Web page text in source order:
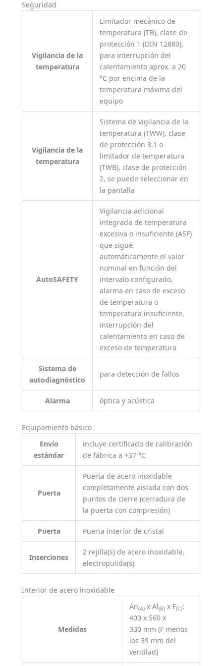
Seguridad
Vigilancia de la
temperatura
Limitador mecánico de
temperatura (TB), clase de
protección 1 (DIN 12880),
para interrupción del
calentamiento aprox. a 20
°C por encima de la
temperatura máxima del
equipo
Vigilancia de la
temperatura
Sistema de vigilancia de la
temperatura (TWW), clase
de protección 3.1 o
limitador de temperatura
(TWB), clase de protección
2, se puede seleccionar en
la pantalla
AutoSAFETY
Vigilancia adicional
integrada de temperatura
excesiva o insuficiente (ASF)
que sigue
automáticamente el valor
nominal en función del
intervalo configurado,
alarma en caso de exceso
de temperatura o
temperatura insuficiente,
interrupción del
calentamiento en caso de
exceso de temperatura
Sistema de
autodiagnóstico
para detección de fallos
Alarma óptica y acústica
Equipamiento básico
Envío
estándar
incluye certificado de calibración
de fábrica a +37 °C
Puerta
Puerta de acero inoxidable
completamente aislada con dos
puntos de cierre (cerradura de
la puerta con compresión)
Puerta Puerta interior de cristal
Inserciones
2 rejilla(s) de acero inoxidable,
electropulida(s)
Interior de acero inoxidable
Medidas
An(A) x Al(B) x F(C):
400 x 560 x
330 mm (F menos
los 39 mm del
ventilad)